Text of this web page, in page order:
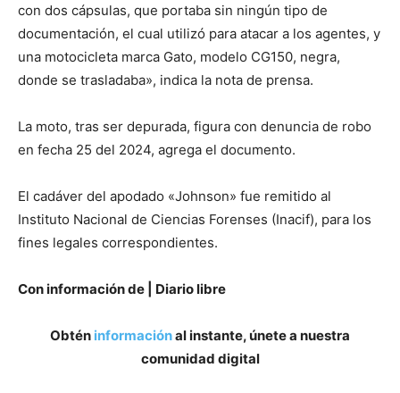
con dos cápsulas, que portaba sin ningún tipo de
documentación, el cual utilizó para atacar a los agentes, y
una motocicleta marca Gato, modelo CG150, negra,
donde se trasladaba», indica la nota de prensa.
La moto, tras ser depurada, figura con denuncia de robo
en fecha 25 del 2024, agrega el documento.
El cadáver del apodado «Johnson» fue remitido al
Instituto Nacional de Ciencias Forenses (Inacif), para los
fines legales correspondientes.
Con información de | Diario libre
Obtén informaciónal instante, únete a nuestra
comunidad digital